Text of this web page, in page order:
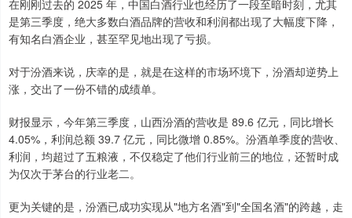
在刚刚过去的 2025 年，中国白酒行业也经历了一段至暗时刻，尤其
是第三季度，绝大多数白酒品牌的营收和利润都出现了大幅度下降，
有知名白酒企业，甚至罕见地出现了亏损。
对于汾酒来说，庆幸的是，就是在这样的市场环境下，汾酒却逆势上
涨，交出了一份不错的成绩单。
财报显示，今年第三季度，山西汾酒的营收是 89.6 亿元，同比增长
4.05%，利润总额 39.7 亿元，同比微增 0.85%。汾酒单季度的营收、
利润，均超过了五粮液，不仅稳定了他们行业前三的地位，还暂时成
为仅次于茅台的行业老二。
更为关键的是，汾酒已成功实现从"地方名酒"到"全国名酒"的跨越，走